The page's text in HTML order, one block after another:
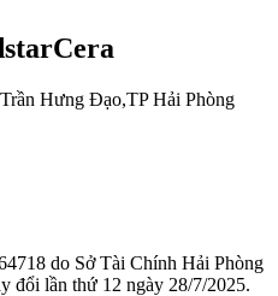
Hưng Đạo,TP Hải Phòng
do Sở Tài Chính Hải Phòng
đổi lần thứ 12 ngày 28/7/2025.